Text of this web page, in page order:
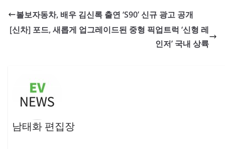
볼보자동차, 배우 김신록 출연 ‘S90’ 신규 광고 공개
[신차] 포드, 새롭게 업그레이드된 중형 픽업트럭 ‘신형 레
인저’ 국내 상륙
남태화 편집장